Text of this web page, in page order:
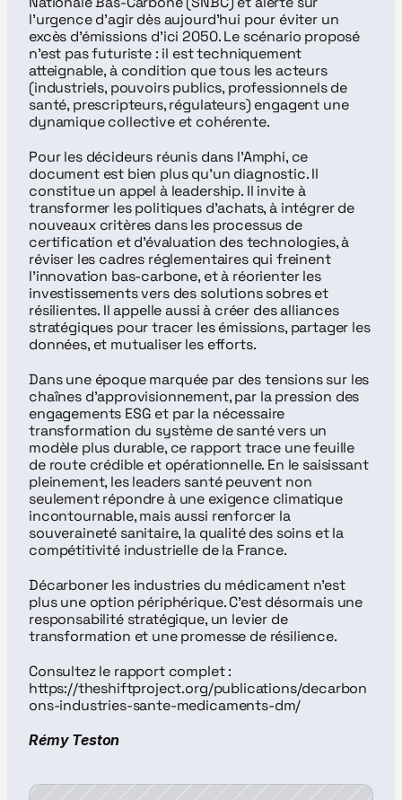
l’urgence d’agir dès aujourd’hui pour éviter un
excès d’émissions d’ici 2050. Le scénario proposé
n’est pas futuriste : il est techniquement
atteignable, à condition que tous les acteurs
(industriels, pouvoirs publics, professionnels de
santé, prescripteurs, régulateurs) engagent une
dynamique collective et cohérente.
Pour les décideurs réunis dans l’Amphi, ce
document est bien plus qu’un diagnostic. Il
constitue un appel à leadership. Il invite à
transformer les politiques d’achats, à intégrer de
nouveaux critères dans les processus de
certification et d’évaluation des technologies, à
réviser les cadres réglementaires qui freinent
l’innovation bas-carbone, et à réorienter les
investissements vers des solutions sobres et
résilientes. Il appelle aussi à créer des alliances
stratégiques pour tracer les émissions, partager les
données, et mutualiser les efforts.
Dans une époque marquée par des tensions sur les
chaînes d’approvisionnement, par la pression des
engagements ESG et par la nécessaire
transformation du système de santé vers un
modèle plus durable, ce rapport trace une feuille
de route crédible et opérationnelle. En le saisissant
pleinement, les leaders santé peuvent non
seulement répondre à une exigence climatique
incontournable, mais aussi renforcer la
souveraineté sanitaire, la qualité des soins et la
compétitivité industrielle de la France.
Décarboner les industries du médicament n’est
plus une option périphérique. C’est désormais une
responsabilité stratégique, un levier de
transformation et une promesse de résilience.
Consultez le rapport complet :
https://theshiftproject.org/publications/decarbon
ons-industries-sante-medicaments-dm/
Rémy Teston